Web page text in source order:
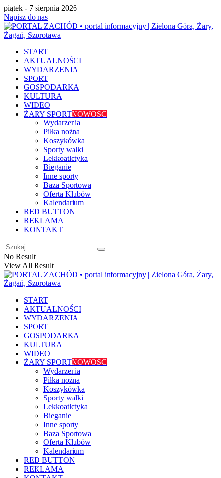
piątek - 7 sierpnia 2026
Napisz do nas
START
AKTUALNOŚCI
WYDARZENIA
SPORT
GOSPODARKA
KULTURA
WIDEO
ŻARY SPORTNOWOŚĆ
Wydarzenia
Piłka nożna
Koszykówka
Sporty walki
Lekkoatletyka
Bieganie
Inne sporty
Baza Sportowa
Oferta Klubów
Kalendarium
RED BUTTON
REKLAMA
KONTAKT
No Result
View All Result
START
AKTUALNOŚCI
WYDARZENIA
SPORT
GOSPODARKA
KULTURA
WIDEO
ŻARY SPORTNOWOŚĆ
Wydarzenia
Piłka nożna
Koszykówka
Sporty walki
Lekkoatletyka
Bieganie
Inne sporty
Baza Sportowa
Oferta Klubów
Kalendarium
RED BUTTON
REKLAMA